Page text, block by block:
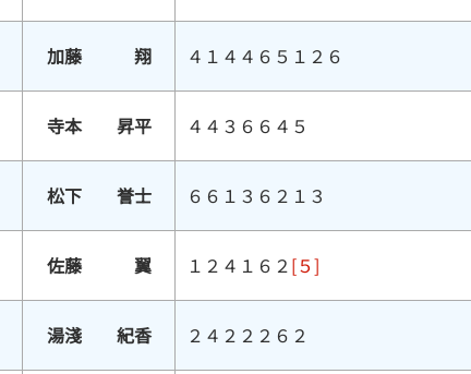
加藤 翔 ４１４４６５１２６
寺本 昇平 ４４３６６４５
松下 誉士 ６６１３６２１３
佐藤 翼 １２４１６２ [５]
湯淺 紀香 ２４２２２６２